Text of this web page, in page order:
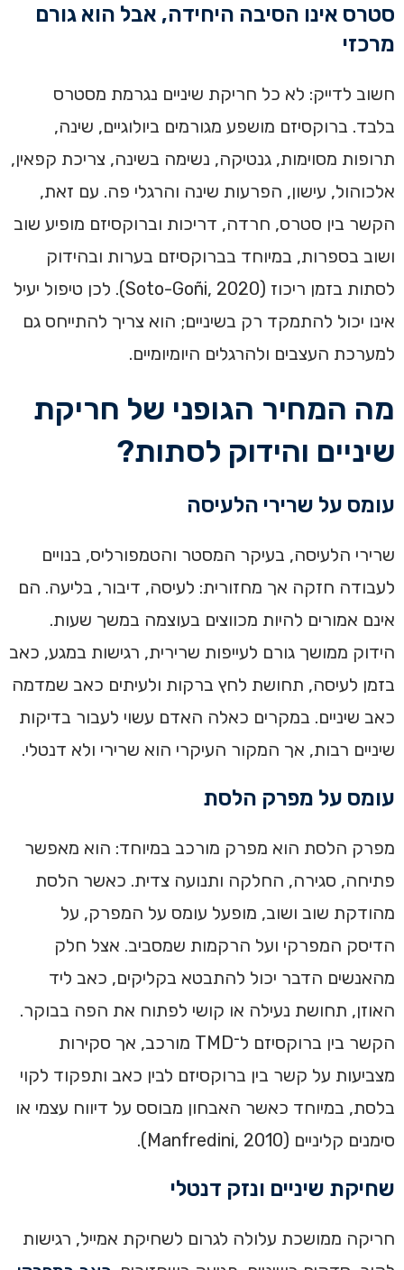
סטרס אינו הסיבה היחידה, אבל הוא גורם
מרכזי
חשוב לדייק: לא כל חריקת שיניים נגרמת מסטרס
בלבד. ברוקסיזם מושפע מגורמים ביולוגיים, שינה,
תרופות מסוימות, גנטיקה, נשימה בשינה, צריכת קפאין,
אלכוהול, עישון, הפרעות שינה והרגלי פה. עם זאת,
הקשר בין סטרס, חרדה, דריכות וברוקסיזם מופיע שוב
ושוב בספרות, במיוחד בברוקסיזם בערות ובהידוק
לסתות בזמן ריכוז (Soto-Goñi, 2020). לכן טיפול יעיל
אינו יכול להתמקד רק בשיניים; הוא צריך להתייחס גם
למערכת העצבים ולהרגלים היומיומיים.
מה המחיר הגופני של חריקת
שיניים והידוק לסתות?
עומס על שרירי הלעיסה
שרירי הלעיסה, בעיקר המסטר והטמפורליס, בנויים
לעבודה חזקה אך מחזורית: לעיסה, דיבור, בליעה. הם
אינם אמורים להיות מכווצים בעוצמה במשך שעות.
הידוק ממושך גורם לעייפות שרירית, רגישות במגע, כאב
בזמן לעיסה, תחושת לחץ ברקות ולעיתים כאב שמדמה
כאב שיניים. במקרים כאלה האדם עשוי לעבור בדיקות
שיניים רבות, אך המקור העיקרי הוא שרירי ולא דנטלי.
עומס על מפרק הלסת
מפרק הלסת הוא מפרק מורכב במיוחד: הוא מאפשר
פתיחה, סגירה, החלקה ותנועה צדית. כאשר הלסת
מהודקת שוב ושוב, מופעל עומס על המפרק, על
הדיסק המפרקי ועל הרקמות שמסביב. אצל חלק
מהאנשים הדבר יכול להתבטא בקליקים, כאב ליד
האוזן, תחושת נעילה או קושי לפתוח את הפה בבוקר.
הקשר בין ברוקסיזם ל־TMD מורכב, אך סקירות
מצביעות על קשר בין ברוקסיזם לבין כאב ותפקוד לקוי
בלסת, במיוחד כאשר האבחון מבוסס על דיווח עצמי או
סימנים קליניים (Manfredini, 2010).
שחיקת שיניים ונזק דנטלי
חריקה ממושכת עלולה לגרום לשחיקת אמייל, רגישות